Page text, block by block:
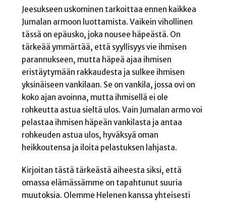
Jeesukseen uskominen tarkoittaa ennen kaikkea
Jumalan armoon luottamista. Vaikein vihollinen
tässä on epäusko, joka nousee häpeästä. On
tärkeää ymmärtää, että syyllisyys vie ihmisen
parannukseen, mutta häpeä ajaa ihmisen
eristäytymään rakkaudesta ja sulkee ihmisen
yksinäiseen vankilaan. Se on vankila, jossa ovi on
koko ajan avoinna, mutta ihmisellä ei ole
rohkeutta astua sieltä ulos. Vain Jumalan armo voi
pelastaa ihmisen häpeän vankilasta ja antaa
rohkeuden astua ulos, hyväksyä oman
heikkoutensa ja iloita pelastuksen lahjasta.
Kirjoitan tästä tärkeästä aiheesta siksi, että
omassa elämässämme on tapahtunut suuria
muutoksia. Olemme Helenen kanssa yhteisesti